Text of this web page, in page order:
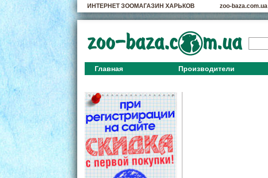
ИНТЕРНЕТ ЗООМАГАЗИН ХАРЬКОВ zoo-baza.com.ua
Главная Производители